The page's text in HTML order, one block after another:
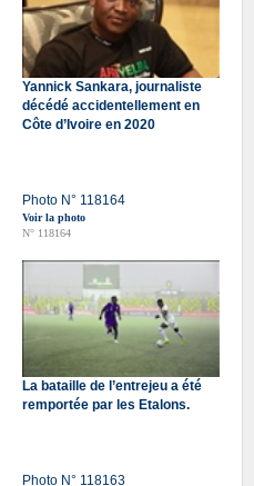
Yannick Sankara, journaliste
décédé accidentellement en
Côte d’Ivoire en 2020
Photo N° 118164
Voir la photo
N° 118164
La bataille de l’entrejeu a été
remportée par les Etalons.
Photo N° 118163